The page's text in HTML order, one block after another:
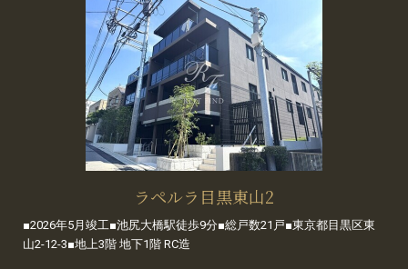
ラペルラ目黒東山2
■2026年5月竣工■池尻大橋駅徒歩9分■総戸数21戸■東京都目黒区東
山2-12-3■地上3階 地下1階 RC造